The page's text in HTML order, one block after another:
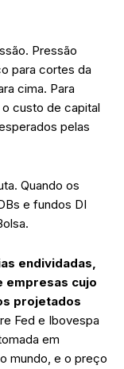
Pressão
para cortes da
cima. Para
custo de capital
pelas
Quando os
e fundos DI
endividadas,
empresas cujo
projetados
Fed e Ibovespa
em
mundo, e o preço